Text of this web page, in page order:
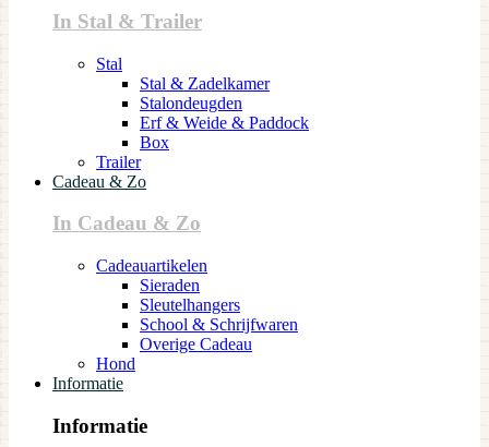
In Stal & Trailer
Stal
Stal & Zadelkamer
Stalondeugden
Erf & Weide & Paddock
Box
Trailer
Cadeau & Zo
In Cadeau & Zo
Cadeauartikelen
Sieraden
Sleutelhangers
School & Schrijfwaren
Overige Cadeau
Hond
Informatie
Informatie